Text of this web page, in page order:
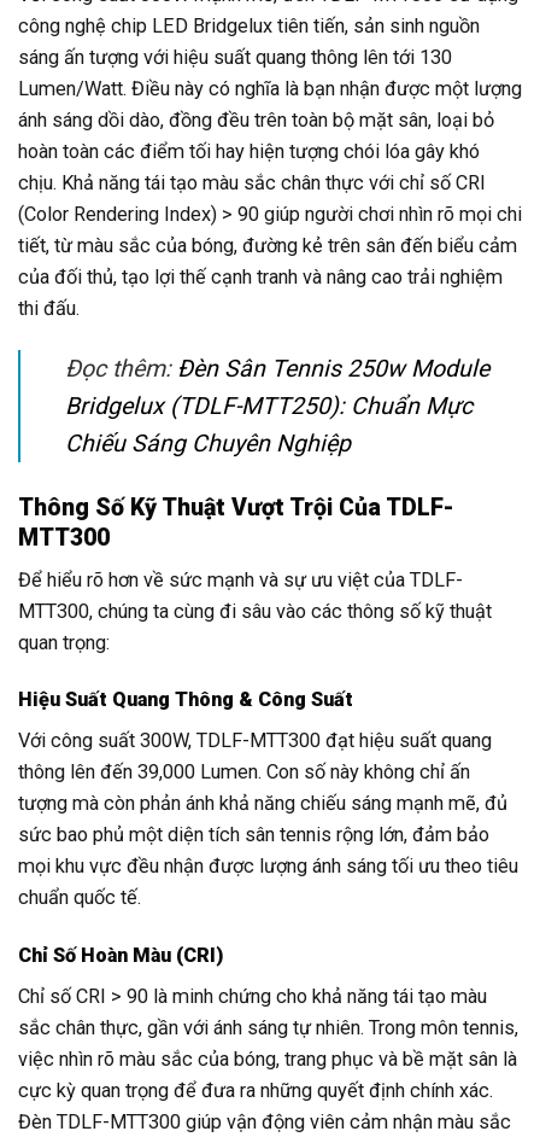
công nghệ chip LED Bridgelux tiên tiến, sản sinh nguồn
sáng ấn tượng với hiệu suất quang thông lên tới 130
Lumen/Watt. Điều này có nghĩa là bạn nhận được một lượng
ánh sáng dồi dào, đồng đều trên toàn bộ mặt sân, loại bỏ
hoàn toàn các điểm tối hay hiện tượng chói lóa gây khó
chịu. Khả năng tái tạo màu sắc chân thực với chỉ số CRI
(Color Rendering Index) > 90 giúp người chơi nhìn rõ mọi chi
tiết, từ màu sắc của bóng, đường kẻ trên sân đến biểu cảm
của đối thủ, tạo lợi thế cạnh tranh và nâng cao trải nghiệm
thi đấu.
Đọc thêm: Đèn Sân Tennis 250w Module
Bridgelux (TDLF-MTT250): Chuẩn Mực
Chiếu Sáng Chuyên Nghiệp
Thông Số Kỹ Thuật Vượt Trội Của TDLF-
MTT300
Để hiểu rõ hơn về sức mạnh và sự ưu việt của TDLF-
MTT300, chúng ta cùng đi sâu vào các thông số kỹ thuật
quan trọng:
Hiệu Suất Quang Thông & Công Suất
Với công suất 300W, TDLF-MTT300 đạt hiệu suất quang
thông lên đến 39,000 Lumen. Con số này không chỉ ấn
tượng mà còn phản ánh khả năng chiếu sáng mạnh mẽ, đủ
sức bao phủ một diện tích sân tennis rộng lớn, đảm bảo
mọi khu vực đều nhận được lượng ánh sáng tối ưu theo tiêu
chuẩn quốc tế.
Chỉ Số Hoàn Màu (CRI)
Chỉ số CRI > 90 là minh chứng cho khả năng tái tạo màu
sắc chân thực, gần với ánh sáng tự nhiên. Trong môn tennis,
việc nhìn rõ màu sắc của bóng, trang phục và bề mặt sân là
cực kỳ quan trọng để đưa ra những quyết định chính xác.
Đèn TDLF-MTT300 giúp vận động viên cảm nhận màu sắc